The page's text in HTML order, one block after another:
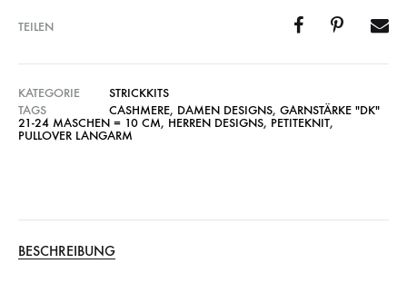
TEILEN
KATEGORIE
STRICKKITS
TAGS
CASHMERE, DAMEN DESIGNS, GARNSTÄRKE "DK"
21-24 MASCHEN = 10 CM, HERREN DESIGNS, PETITEKNIT,
PULLOVER LANGARM
BESCHREIBUNG